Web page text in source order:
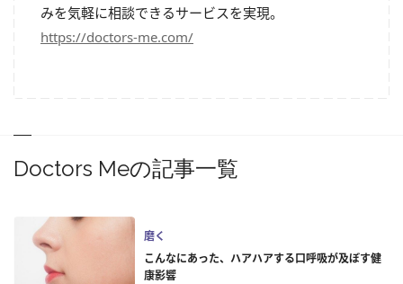
みを気軽に相談できるサービスを実現。
https://doctors-me.com/
Doctors Meの記事一覧
磨く
こんなにあった、ハアハアする口呼吸が及ぼす健
康影響